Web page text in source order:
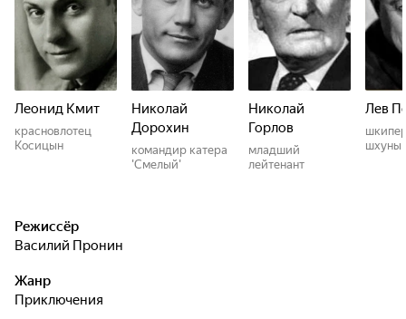
Леонид Кмит
красновлотец
Косицын
Николай
Дорохин
командир катера
'Смелый'
Николай
Горлов
младший
лейтенант
Лев
шхуны
Режиссёр
Василий Пронин
Жанр
приключения